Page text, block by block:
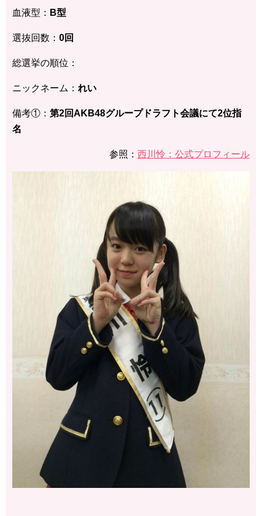
血液型： B型
選抜回数： 0回
総選挙の順位：
ニックネーム： れい
備考①： 第2回AKB48グループドラフト会議にて2位指
名
参照： 西川怜：公式プロフィール